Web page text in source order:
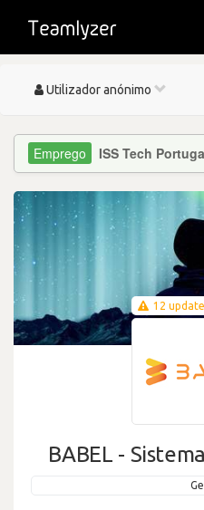
Toggle
Utilizador anónimo
ISS Tech
12
BABEL -